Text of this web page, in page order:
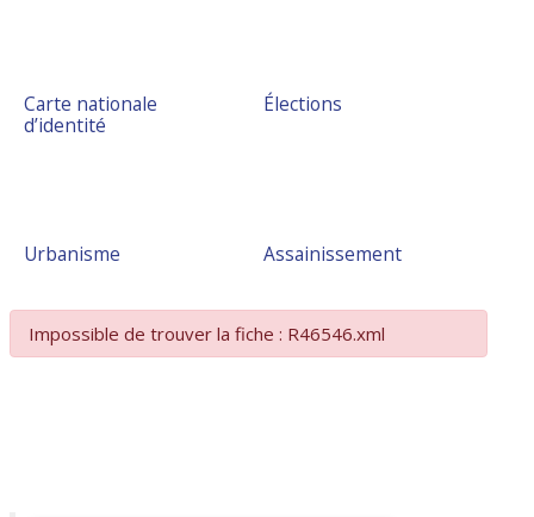
Carte nationale
d’identité
Élections
Urbanisme Assainissement
Impossible de trouver la fiche : R46546.xml